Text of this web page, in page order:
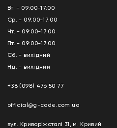
Вт. - 09:00-17:00
Ср. - 09:00-17:00
Чт. - 09:00-17:00
Пт. - 09:00-17:00
Сб. - вихідний
Нд. - вихідний
+38 (098) 476 50 77
official@g-code.com.ua
вул. Криворіжсталі 31, м. Кривий